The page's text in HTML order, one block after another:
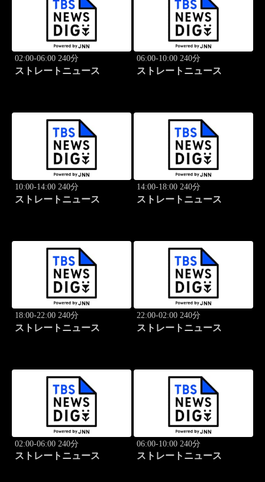
02:00-06:00 240分
ストレートニュース
06:00-10:00 240分
ストレートニュース
10:00-14:00 240分
ストレートニュース
14:00-18:00 240分
ストレートニュース
18:00-22:00 240分
ストレートニュース
22:00-02:00 240分
ストレートニュース
02:00-06:00 240分
ストレートニュース
06:00-10:00 240分
ストレートニュース